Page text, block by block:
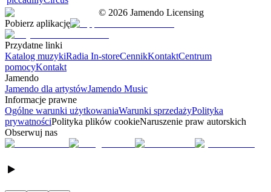
© 2026 Jamendo Licensing
Pobierz aplikację
Przydatne linki
Katalog muzykiRadia In-storeCennikKontaktCentrum
pomocyKontakt
Jamendo
Jamendo dla artystówJamendo Music
Informacje prawne
Ogólne warunki użytkowaniaWarunki sprzedażyPolityka
prywatnościPolityka plików cookieNaruszenie praw autorskich
Obserwuj nas